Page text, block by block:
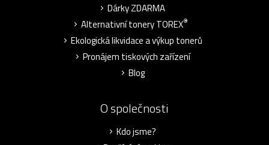
Dárky ZDARMA
Alternativní tonery TOREX®
Ekologická likvidace a výkup tonerů
Pronájem tiskových zařízení
Blog
O společnosti
Kdo jsme?